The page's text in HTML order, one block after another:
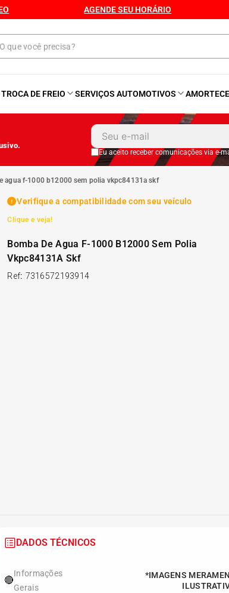
AGENDE SEU HORÁRIO
TROCA DE FREIO SERVIÇOS AUTOMOTIVOS
Eu aceito receber comunicações via e-
agua f-1000 b12000 sem polia vkpc84131a skf
Verifique a compatibilidade com seu veículo
Clique e veja!
Bomba De Agua F-1000 B12000 Sem Polia
Vkpc84131A Skf
Ref: 7316572193914
DADOS TÉCNICOS
🔴
Informações
Gerais
*IMAGENS
Kit 4 Pneu
Kit Pneu
Bproauto
Kit 4 Pneu Xbri Aro 13
175 70r14